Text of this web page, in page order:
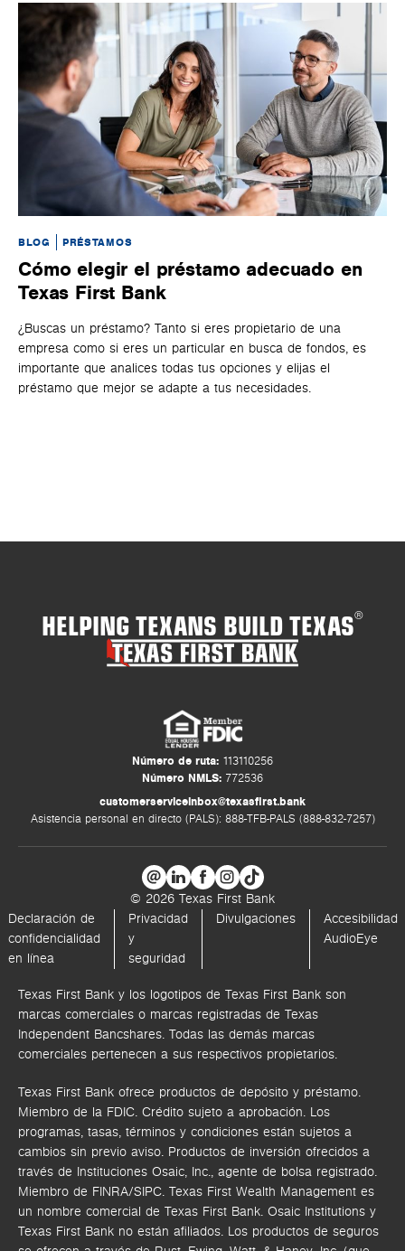
BLOG PRÉSTAMOS
Cómo elegir el préstamo adecuado en
Texas First Bank
¿Buscas un préstamo? Tanto si eres propietario de una
empresa como si eres un particular en busca de fondos, es
importante que analices todas tus opciones y elijas el
préstamo que mejor se adapte a tus necesidades.
HELPING TEXANS BUILD TEXAS®
Número de ruta: 113110256
Número NMLS: 772536
customerserviceinbox@texasfirst.bank
Asistencia personal en directo (PALS): 888-TFB-PALS (888-832-7257)
© 2026 Texas First Bank
Declaración de
confidencialidad
en línea
Privacidad
y
seguridad
Divulgaciones
Accesibilidad
AudioEye
Texas First Bank y los logotipos de Texas First Bank son
marcas comerciales o marcas registradas de Texas
Independent Bancshares. Todas las demás marcas
comerciales pertenecen a sus respectivos propietarios.
Texas First Bank ofrece productos de depósito y préstamo.
Miembro de la FDIC. Crédito sujeto a aprobación. Los
programas, tasas, términos y condiciones están sujetos a
cambios sin previo aviso. Productos de inversión ofrecidos a
través de Instituciones Osaic, Inc., agente de bolsa registrado.
Miembro de FINRA/SIPC. Texas First Wealth Management es
un nombre comercial de Texas First Bank. Osaic Institutions y
Texas First Bank no están afiliados. Los productos de seguros